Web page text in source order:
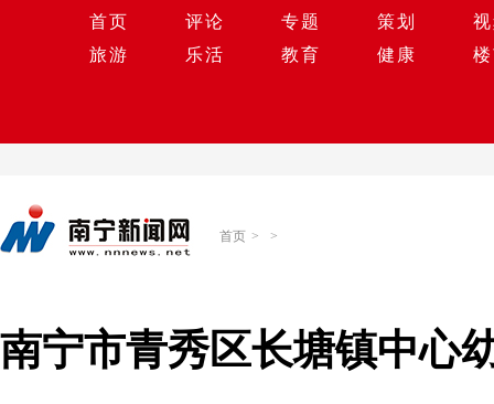
首页 评论 专题 策划
旅游
乐活 教育 健康
首页 > >
南宁市青秀区长塘镇中心